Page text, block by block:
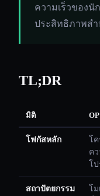
ความเร็วของนั
ประสิทธิภาพส
TL;DR
มิติ
โฟกัสหลัก
โ
ค
โ
สถาปัตยกรรม
โ